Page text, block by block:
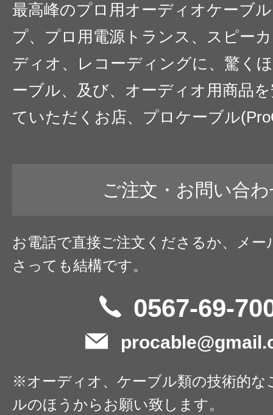
最高峰のプロ用オーディオケーブ
プ、プロ用電源トランス、スピー
ディオ、レコーディングに、驚く
ーブル、及び、オーディオ用商品
ていただくお店、プロケーブル
ご注文・お問い合
お電話で直接ご注文くださるか、メー
さっても結構です。
0567-69-
※オーディオ、ケーブル類の技術的な
ルのほうからお願い致します。